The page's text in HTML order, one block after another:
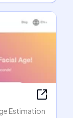
Estimation